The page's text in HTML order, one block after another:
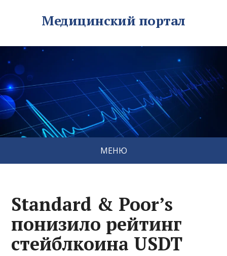
Медицинский портал
МЕНЮ
Standard & Poor’s
понизило рейтинг
стейблкоина USDT